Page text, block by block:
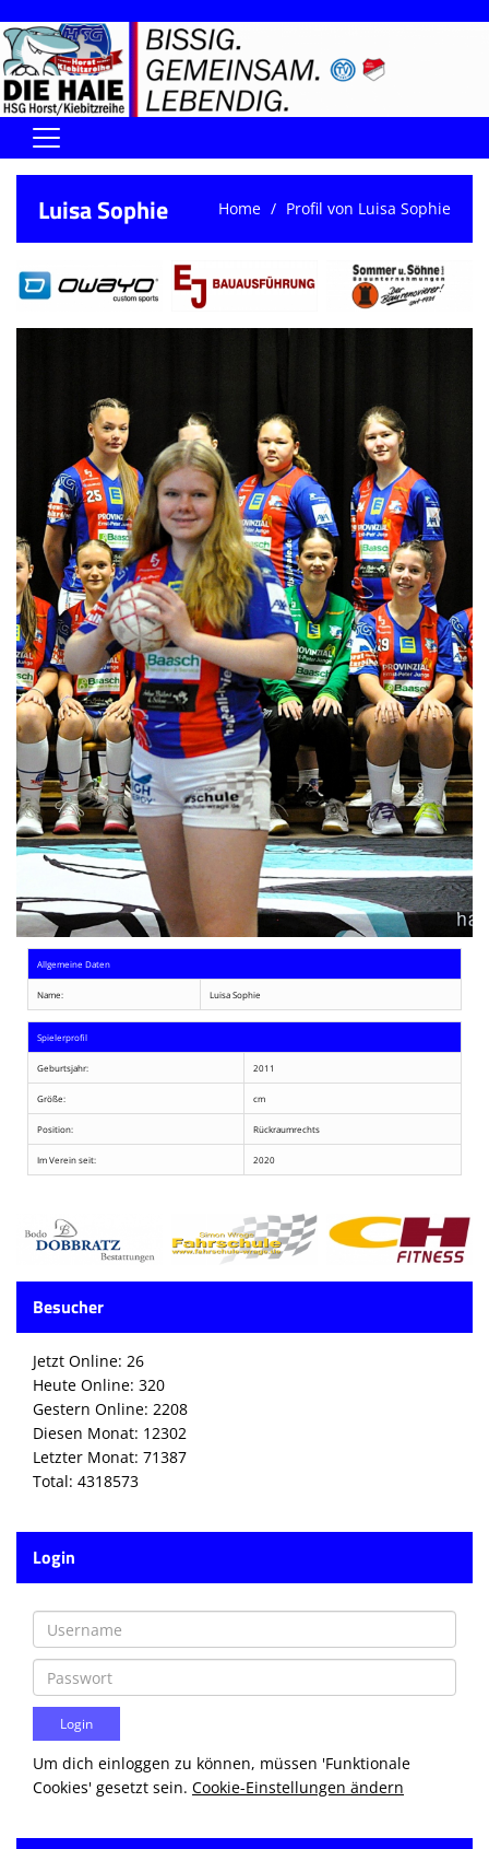
Home
DIE HAIE I Der Vorstand
Handball-Förderverein der Haie
Training & Termine
DIENSTE (SR/KG/VK)
Die SpecialHaie
Teams
Trainer
ALLE SPIELE
HAIE TV
NEWSLETTER
DIE HAIE I Intern
Partner
Luisa Sophie Home Profil von Luisa Sophie
Allgemeine Daten
Name: Luisa Sophie
Spielerprofil
Geburtsjahr: 2011
Größe: cm
Position: Rückraumrechts
Im Verein seit: 2020
Besucher
Jetzt Online: 26
Heute Online: 320
Gestern Online: 2208
Diesen Monat: 12302
Letzter Monat: 71387
Total: 4318573
Login
Um dich einloggen zu können, müssen 'Funktionale
Cookies' gesetzt sein. Cookie-Einstellungen ändern